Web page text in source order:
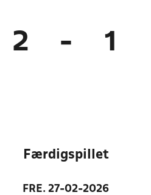
2 - 1
Færdigspillet
FRE. 27-02-2026